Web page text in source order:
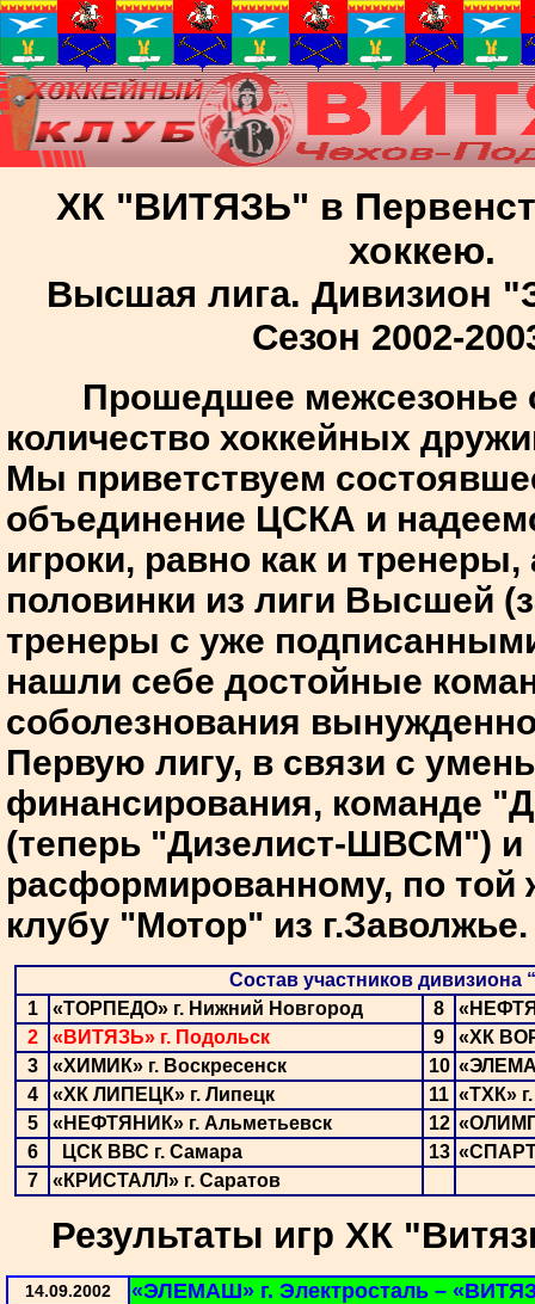
ХК "ВИТЯЗЬ" в
хоккею.
Высшая лига. Дивизион
Сезон 2002-
Прошедшее межсезонье
количество хоккейных
Мы приветствуем
объединение ЦСКА и
игроки, равно как и
половинки из лиги Высшей
тренеры с уже
нашли себе достойные
соболезнования
Первую лигу, в связи с
финансирования, команде
(теперь "Дизелист-ШВСМ") и
расформированному, по той
клубу "Мотор" из г.Заволжье.
Состав участников дивизиона
1
«ТОРПЕДО» г. Нижний Новгород 8
2
«ВИТЯЗЬ» г. Подольск 9
«ХК
3
«ХИМИК» г. Воскресенск 10
4
«ХК ЛИПЕЦК» г. Липецк 11 «ТХК»
5
«НЕФТЯНИК» г. Альметьевск 12
6
ЦСК ВВС г. Самара 13
7
«КРИСТАЛЛ» г. Саратов
Результаты игр ХК
14.09.2002 «ЭЛЕМАШ» г. Электросталь –